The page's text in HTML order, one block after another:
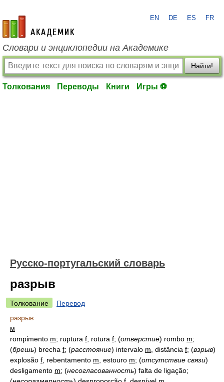
academic.ru
EN DE ES FR
Словари и энциклопедии на Академике
Найти!
Толкования Переводы Книги Игры ⚽
Русско-португальский словарь
разрыв
Толкование
Перевод
разрыв
м
rompimento m; ruptura f , rotura f; (отверстие) rombo m;
(брешь) brecha f; (расстояние) intervalo m , distância f; (взрыв)
explosão f , rebentamento m , estouro m; (отсутствие связи)
desligamento m; (несогласованность) falta de ligação;